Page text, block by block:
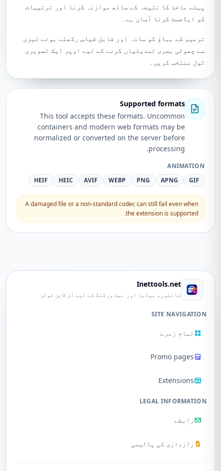
پہلے ماخذ کا نتیجہ کے ساتھ موازنہ کرنا اور ترتیبات
کو ایڈجسٹ کرنا آسان ہے۔
ترمیم کے بہاؤ کو سادہ اور قابل قیاس رکھتے ہوئے تیزی
سے چھوٹی بصری تبدیلیاں کرنے کے لیے اوپر ایک تصویری
ٹول منتخب کریں۔
Supported formats
This tool accepts these formats. Uncommon
containers and modern web formats may be
normalized or converted on the server before
processing.
ANIMATION
GIF
APNG
PNG
WEBP
AVIF
HEIC
HEIF
A damaged file or a non-standard codec can still fail even when
the extension is supported.
Inettools.net
فائلوں، میڈیا اور نیٹ ورکنگ کے لیے آن لائن ٹولز
SITE NAVIGATION
تمام زمرے
Promo pages
Extensions
LEGAL INFORMATION
رابطے
رازداری کی پالیسی